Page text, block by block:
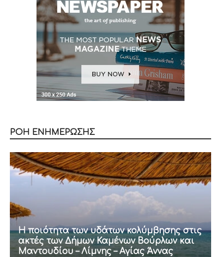
ΡΟΗ ΕΝΗΜΕΡΩΣΗΣ
Η ποιότητα των υδάτων κολύμβησης στις
ακτές των Δήμων Καμένων Βούρλων και
Μαντουδίου – Λίμνης – Αγίας Άννας